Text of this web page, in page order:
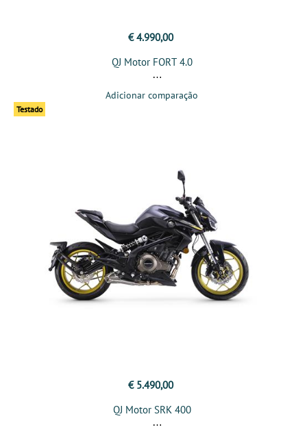
€ 4.990,00
QJ Motor FORT 4.0
Adicionar comparação
Testado
€ 5.490,00
QJ Motor SRK 400